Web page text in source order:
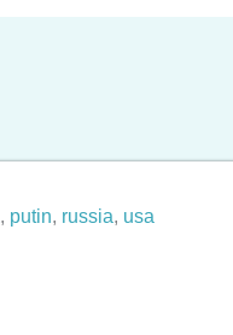
, putin, russia, usa